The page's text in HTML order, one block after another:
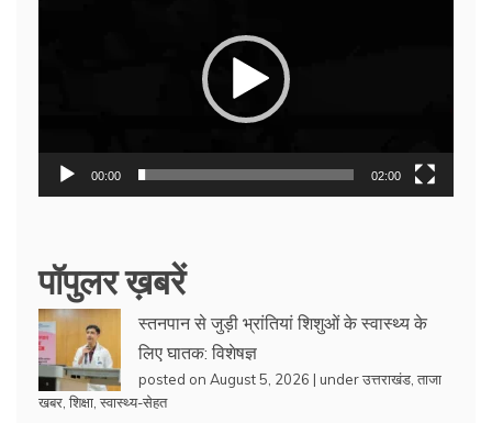
00:00 02:00
पॉपुलर ख़बरें
स्तनपान से जुड़ी भ्रांतियां शिशुओं के स्वास्थ्य के
लिए घातक: विशेषज्ञ
posted on August 5, 2026 | underउत्तराखंड ताजा
खबर शिक्षा स्वास्थ्य-सेहत